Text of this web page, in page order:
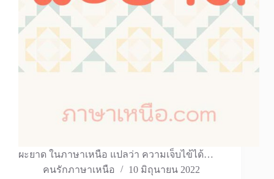
ผะยาด ในภาษาเหนือ แปลว่า ความเจ็บไข้ได้…
คนรักภาษาเหนือ
10 มิถุนายน 2022